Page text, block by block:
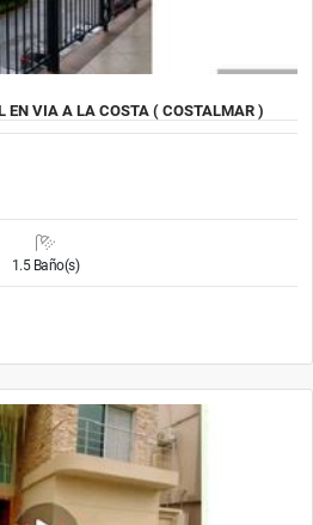
EN VIA A LA COSTA ( COSTALMAR )
1.5 Baño(s)